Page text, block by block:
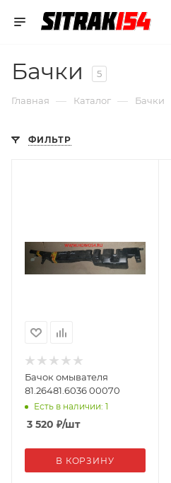
Бачки 5
Главная — Каталог — Бачки
ФИЛЬТР
Бачок омывателя
81.26481.6036 00070
Есть в наличии: 1
3 520 ₽/шт
В КОРЗИНУ